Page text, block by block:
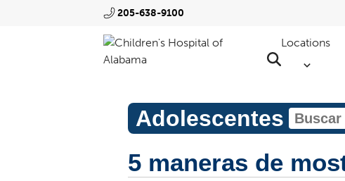
205-638-9100
Locations
Adolescentes
5 maneras de